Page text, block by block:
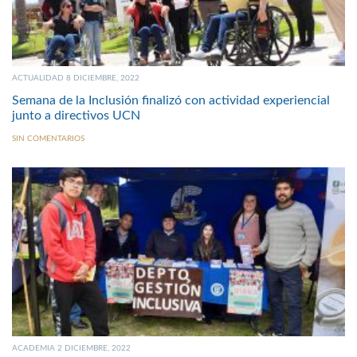
ACTUALIDAD 8 DICIEMBRE, 2022
Semana de la Inclusión finalizó con actividad experiencial
junto a directivos UCN
SIN COMENTARIOS
ACADEMIA 2 DICIEMBRE, 2022